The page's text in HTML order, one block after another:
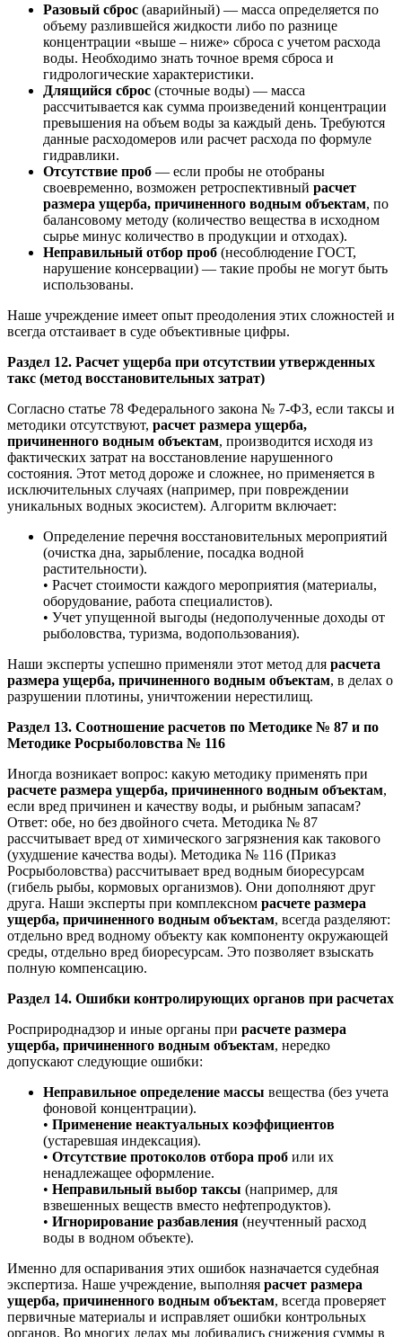
Разовый сброс (аварийный) — масса определяется по
объему разлившейся жидкости либо по разнице
концентрации «выше – ниже» сброса с учетом расхода
воды. Необходимо знать точное время сброса и
гидрологические характеристики.
Длящийся сброс (сточные воды) — масса
рассчитывается как сумма произведений концентрации
превышения на объем воды за каждый день. Требуются
данные расходомеров или расчет расхода по формуле
гидравлики.
Отсутствие проб — если пробы не отобраны
своевременно, возможен ретроспективный расчет
размера ущерба, причиненного водным объектам, по
балансовому методу (количество вещества в исходном
сырье минус количество в продукции и отходах).
Неправильный отбор проб (несоблюдение ГОСТ,
нарушение консервации) — такие пробы не могут быть
использованы.
Наше учреждение имеет опыт преодоления этих сложностей и
всегда отстаивает в суде объективные цифры.
Раздел 12. Расчет ущерба при отсутствии утвержденных
такс (метод восстановительных затрат)
Согласно статье 78 Федерального закона № 7-ФЗ, если таксы и
методики отсутствуют, расчет размера ущерба,
причиненного водным объектам, производится исходя из
фактических затрат на восстановление нарушенного
состояния. Этот метод дороже и сложнее, но применяется в
исключительных случаях (например, при повреждении
уникальных водных экосистем). Алгоритм включает:
Определение перечня восстановительных мероприятий
(очистка дна, зарыбление, посадка водной
растительности).
• Расчет стоимости каждого мероприятия (материалы,
оборудование, работа специалистов).
• Учет упущенной выгоды (недополученные доходы от
рыболовства, туризма, водопользования).
Наши эксперты успешно применяли этот метод для расчета
размера ущерба, причиненного водным объектам, в делах о
разрушении плотины, уничтожении нерестилищ.
Раздел 13. Соотношение расчетов по Методике № 87 и по
Методике Росрыболовства № 116
Иногда возникает вопрос: какую методику применять при
расчете размера ущерба, причиненного водным объектам,
если вред причинен и качеству воды, и рыбным запасам?
Ответ: обе, но без двойного счета. Методика № 87
рассчитывает вред от химического загрязнения как такового
(ухудшение качества воды). Методика № 116 (Приказ
Росрыболовства) рассчитывает вред водным биоресурсам
(гибель рыбы, кормовых организмов). Они дополняют друг
друга. Наши эксперты при комплексном расчете размера
ущерба, причиненного водным объектам, всегда разделяют:
отдельно вред водному объекту как компоненту окружающей
среды, отдельно вред биоресурсам. Это позволяет взыскать
полную компенсацию.
Раздел 14. Ошибки контролирующих органов при расчетах
Росприроднадзор и иные органы при расчете размера
ущерба, причиненного водным объектам, нередко
допускают следующие ошибки:
Неправильное определение массы вещества (без учета
фоновой концентрации).
• Применение неактуальных коэффициентов
(устаревшая индексация).
• Отсутствие протоколов отбора проб или их
ненадлежащее оформление.
• Неправильный выбор таксы (например, для
взвешенных веществ вместо нефтепродуктов).
• Игнорирование разбавления (неучтенный расход
воды в водном объекте).
Именно для оспаривания этих ошибок назначается судебная
экспертиза. Наше учреждение, выполняя расчет размера
ущерба, причиненного водным объектам, всегда проверяет
первичные материалы и исправляет ошибки контрольных
органов. Во многих делах мы добивались снижения суммы в